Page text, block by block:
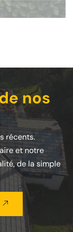
nos
récents.
et notre
de la simple